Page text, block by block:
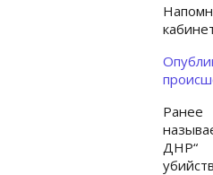
Ранее